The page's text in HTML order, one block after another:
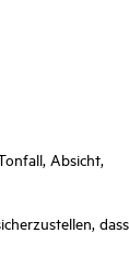
Absicht,
dass